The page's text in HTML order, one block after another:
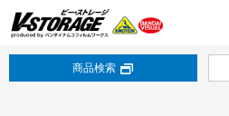
商品検索